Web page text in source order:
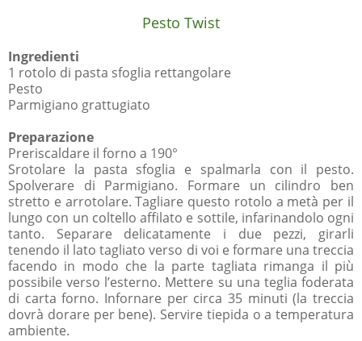
Pesto Twist
Ingredienti
1 rotolo di pasta sfoglia rettangolare
Pesto
Parmigiano grattugiato
Preparazione
Preriscaldare il forno a 190°
Srotolare la pasta sfoglia e spalmarla con il pesto.
Spolverare di Parmigiano. Formare un cilindro ben
stretto e arrotolare. Tagliare questo rotolo a metà per il
lungo con un coltello affilato e sottile, infarinandolo ogni
tanto. Separare delicatamente i due pezzi, girarli
tenendo il lato tagliato verso di voi e formare una treccia
facendo in modo che la parte tagliata rimanga il più
possibile verso l’esterno. Mettere su una teglia foderata
di carta forno. Infornare per circa 35 minuti (la treccia
dovrà dorare per bene). Servire tiepida o a temperatura
ambiente.